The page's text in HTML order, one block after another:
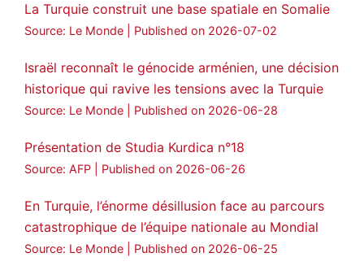
La Turquie construit une base spatiale en Somalie
Source: Le Monde Published on 2026-07-02
Israël reconnaît le génocide arménien, une décision
historique qui ravive les tensions avec la Turquie
Source: Le Monde Published on 2026-06-28
Présentation de Studia Kurdica n°18
Source: AFP Published on 2026-06-26
En Turquie, l’énorme désillusion face au parcours
catastrophique de l’équipe nationale au Mondial
Source: Le Monde Published on 2026-06-25